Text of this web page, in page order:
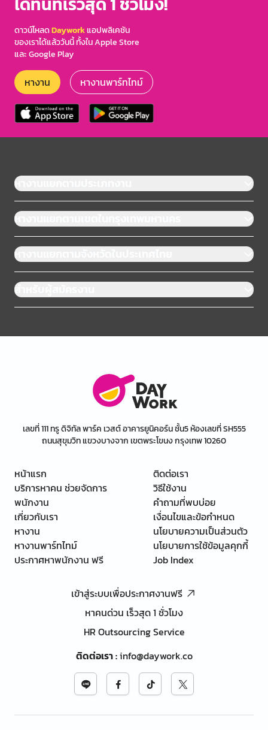
ดาวน์โหลดDayworkแอปพลิเคชัน
ของเราได้แล้ววันนี้ ทั้งใน Apple Store
และ Google Play
หางาน หางานพาร์ทไทม์
หางานแยกตามประเภทงาน
หางานแยกตามเขตในกรุงเทพมหานคร
หางานแยกตามจังหวัดในประเทศไทย
สำหรับผู้สมัครงาน
เลขที่ 111 ทรู ดิจิทัล พาร์ค เวสต์ อาคารยูนิคอร์น ชั้น5 ห้องเลขที่ SH555
ถนนสุขุมวิท แขวงบางจาก เขตพระโขนง กรุงเทพ 10260
หน้าแรก
บริการหาคน ช่วยจัดการ
พนักงาน
เกี่ยวกับเรา
หางาน
หางานพาร์ทไทม์
ประกาศหาพนักงาน ฟรี
ติดต่อเรา
วิธีใช้งาน
คำถามที่พบบ่อย
เงื่อนไขและข้อกำหนด
นโยบายความเป็นส่วนตัว
นโยบายการใช้ข้อมูลคุกกี้
Job Index
เข้าสู่ระบบเพื่อประกาศงานฟรี
หาคนด่วน เร็วสุด 1 ชั่วโมง
HR Outsourcing Service
ติดต่อเรา:info@daywork.co